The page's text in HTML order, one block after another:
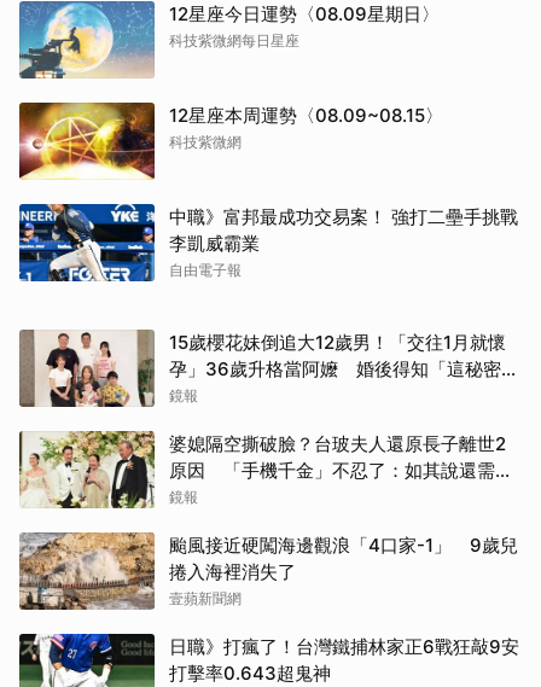
12星座今日運勢〈08.09星期日〉
科技紫微網每日星座
12星座本周運勢〈08.09~08.15〉
科技紫微網
中職》富邦最成功交易案！ 強打二壘手挑戰
李凱威霸業
自由電子報
15歲櫻花妹倒追大12歲男！「交往1月就懷
孕」36歲升格當阿嬤 婚後得知「這秘密」
傻眼了
鏡報
婆媳隔空撕破臉？台玻夫人還原長子離世2
原因 「手機千金」不忍了：如其說還需要
離開嗎？
鏡報
颱風接近硬闖海邊觀浪「4口家-1」 9歲兒
捲入海裡消失了
壹蘋新聞網
日職》打瘋了！台灣鐵捕林家正6戰狂敲9安
打擊率0.643超鬼神